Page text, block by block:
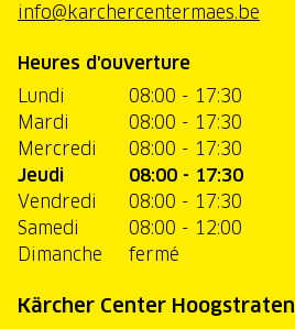
info@karchercentermaes.be
Heures d'ouverture
Lundi
08:00 - 17:30
Mardi
08:00 - 17:30
Mercredi
08:00 - 17:30
Jeudi
08:00 - 17:30
Vendredi
08:00 - 17:30
Samedi
08:00 - 12:00
Dimanche
fermé
Kärcher Center Hoogstraten